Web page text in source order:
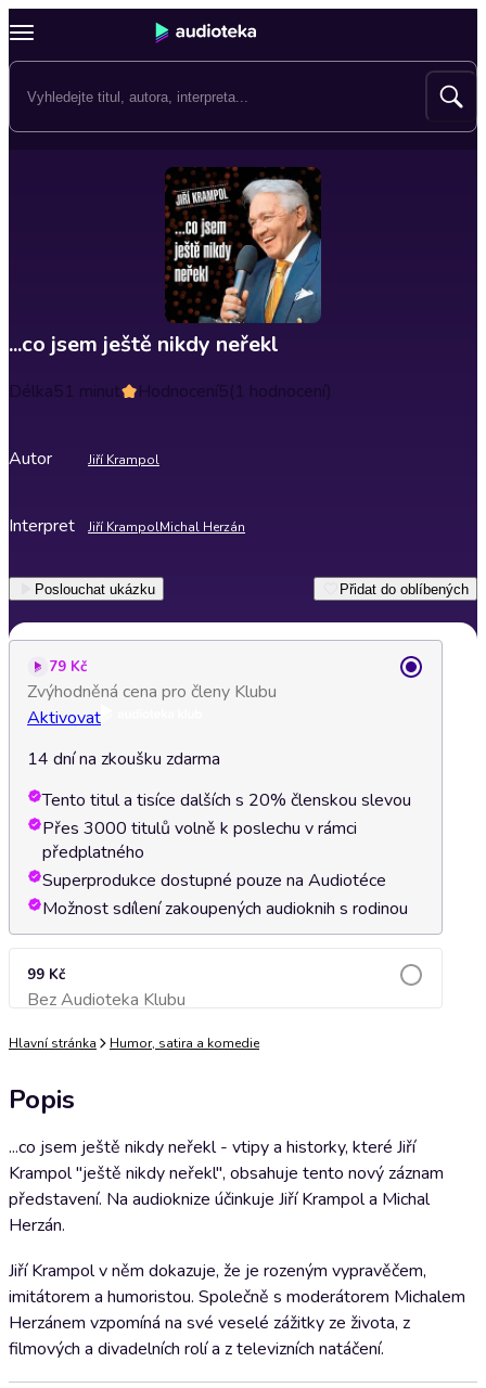
...co jsem ještě nikdy neřekl
Délka51 minut Hodnocení5(1 hodnocení)
Autor Jiří Krampol
Interpret Jiří KrampolMichal Herzán
Poslouchat ukázku Přidat do oblíbených
79 Kč
Zvýhodněná cena pro členy Klubu
Aktivovat
14 dní na zkoušku zdarma
Tento titul a tisíce dalších s 20% členskou slevou
Přes 3000 titulů volně k poslechu v rámci
předplatného
Superprodukce dostupné pouze na Audiotéce
Možnost sdílení zakoupených audioknih s rodinou
99 Kč
Bez Audioteka KlubuPřidat do košíku
Hlavní stránka Humor, satira a komedie
Popis
...co jsem ještě nikdy neřekl - vtipy a historky, které Jiří
Krampol "ještě nikdy neřekl", obsahuje tento nový záznam
představení. Na audioknize účinkuje Jiří Krampol a Michal
Herzán.
Jiří Krampol v něm dokazuje, že je rozeným vypravěčem,
imitátorem a humoristou. Společně s moderátorem Michalem
Herzánem vzpomíná na své veselé zážitky ze života, z
filmových a divadelních rolí a z televizních natáčení.